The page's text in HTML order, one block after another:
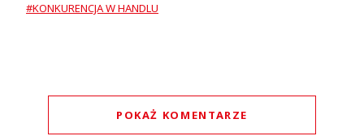
#KONKURENCJA W HANDLU
POKAŻ KOMENTARZE